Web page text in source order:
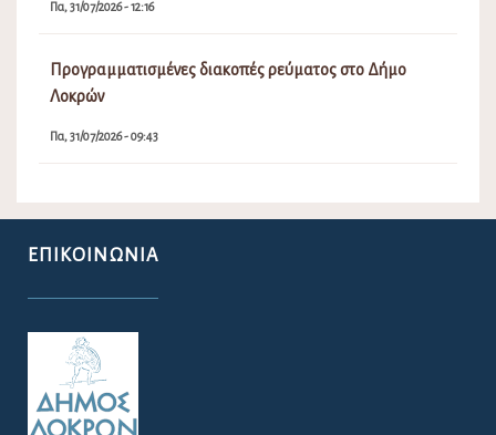
Πα, 31/07/2026 - 12:16
Προγραμματισμένες διακοπές ρεύματος στο Δήμο
Λοκρών
Πα, 31/07/2026 - 09:43
ΕΠΙΚΟΙΝΩΝΊΑ